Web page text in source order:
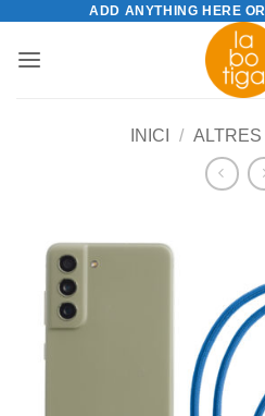
content
ADD ANYTHING HERE
INICI / ALTRES